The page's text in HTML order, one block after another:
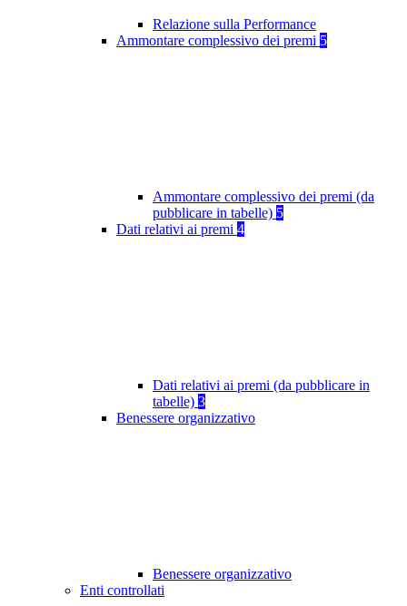
Relazione sulla Performance
Ammontare complessivo dei premi 5
Ammontare complessivo dei premi (da
pubblicare in tabelle) 5
Dati relativi ai premi 4
Dati relativi ai premi (da pubblicare in
tabelle) 3
Benessere organizzativo
Benessere organizzativo
Enti controllati